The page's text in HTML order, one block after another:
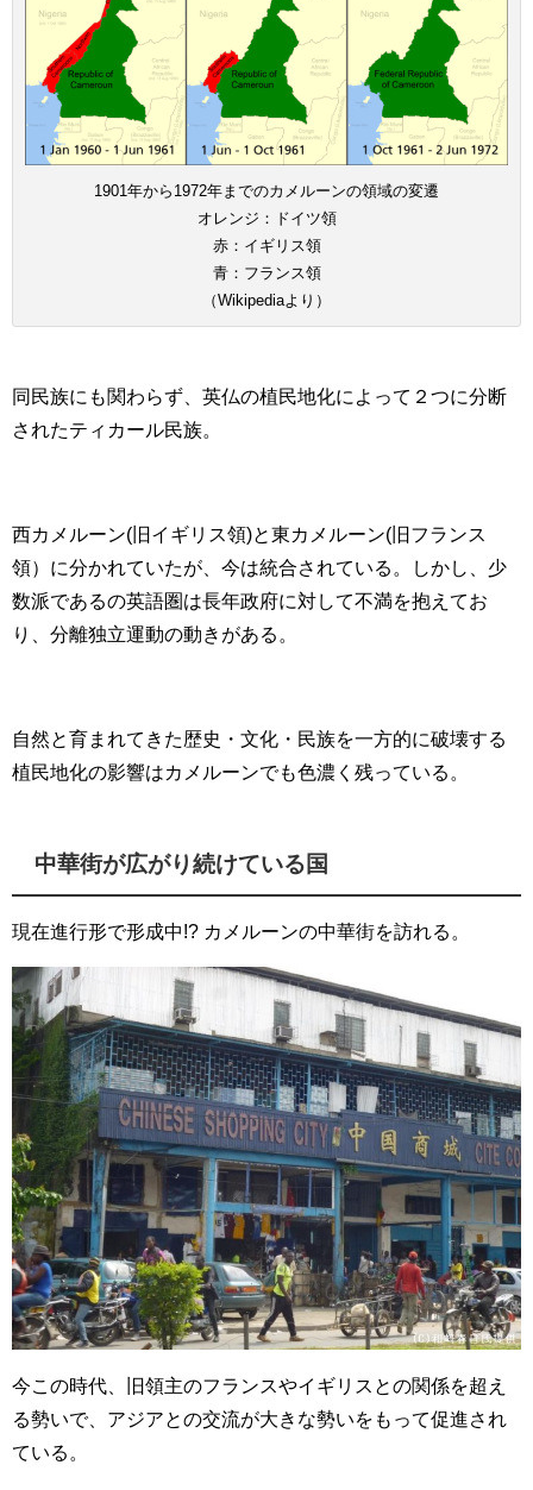
1901年から1972年までのカメルーンの領域の変遷
オレンジ：ドイツ領
赤：イギリス領
青：フランス領
（Wikipediaより）
同民族にも関わらず、英仏の植民地化によって２つに分断
されたティカール民族。
西カメルーン(旧イギリス領)と東カメルーン(旧フランス
領）に分かれていたが、今は統合されている。しかし、少
数派であるの英語圏は長年政府に対して不満を抱えてお
り、分離独立運動の動きがある。
自然と育まれてきた歴史・文化・民族を一方的に破壊する
植民地化の影響はカメルーンでも色濃く残っている。
中華街が広がり続けている国
現在進行形で形成中!? カメルーンの中華街を訪れる。
今この時代、旧領主のフランスやイギリスとの関係を超え
る勢いで、アジアとの交流が大きな勢いをもって促進され
ている。